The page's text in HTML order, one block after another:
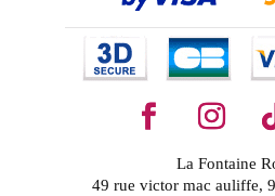
La Fontaine
49 rue victor mac auliffe,